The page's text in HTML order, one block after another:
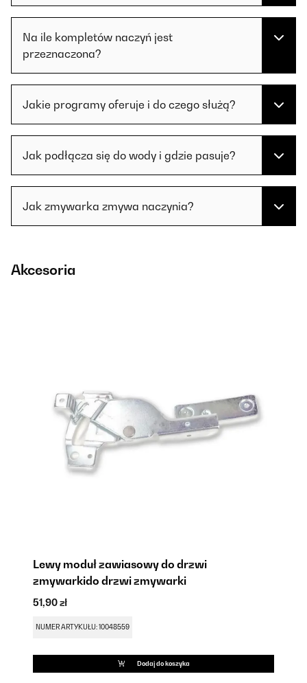
Na ile kompletów naczyń jest
przeznaczona?
Jakie programy oferuje i do czego służą?
Jak podłącza się do wody i gdzie pasuje?
Jak zmywarka zmywa naczynia?
Akcesoria
Lewy moduł zawiasowy do drzwi
zmywarkido drzwi zmywarki
51,90 zł
NUMER ARTYKUŁU: 10048559
Dodaj do koszyka